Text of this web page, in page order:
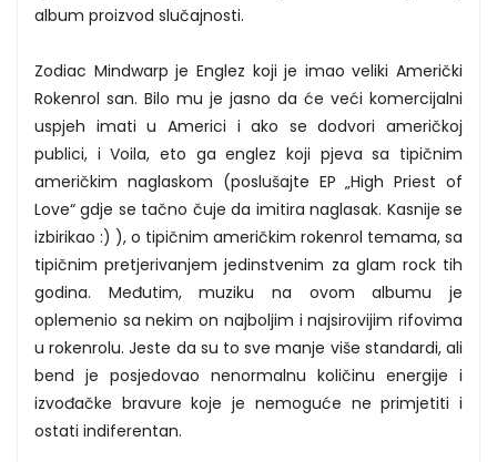
album proizvod slučajnosti.
Zodiac Mindwarp je Englez koji je imao veliki Američki
Rokenrol san. Bilo mu je jasno da će veći komercijalni
uspjeh imati u Americi i ako se dodvori američkoj
publici, i Voila, eto ga englez koji pjeva sa tipičnim
američkim naglaskom (poslušajte EP „High Priest of
Love“ gdje se tačno čuje da imitira naglasak. Kasnije se
izbirikao :) ), o tipičnim američkim rokenrol temama, sa
tipičnim pretjerivanjem jedinstvenim za glam rock tih
godina. Međutim, muziku na ovom albumu je
oplemenio sa nekim on najboljim i najsirovijim rifovima
u rokenrolu. Jeste da su to sve manje više standardi, ali
bend je posjedovao nenormalnu količinu energije i
izvođačke bravure koje je nemoguće ne primjetiti i
ostati indiferentan.